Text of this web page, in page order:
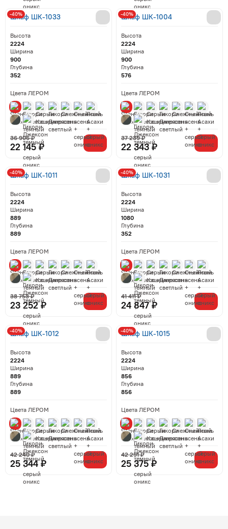
Шкаф ШК-1033
Высота
2224
Ширина
900
Глубина
352
Цвета ЛЕРОМ
22 145 ₽
36 906 ₽
-40% Шкаф ШК-1004
Высота
2224
Ширина
900
Глубина
576
Цвета ЛЕРОМ
22 343 ₽
37 239 ₽
-40%
Шкаф ШК-1011
Высота
2224
Ширина
889
Глубина
889
Цвета ЛЕРОМ
23 252 ₽
38 753 ₽
-40% Шкаф ШК-1031
Высота
2224
Ширина
1080
Глубина
352
Цвета ЛЕРОМ
24 847 ₽
41 411 ₽
-40%
Шкаф ШК-1012
Высота
2224
Ширина
889
Глубина
889
Цвета ЛЕРОМ
25 344 ₽
42 240 ₽
-40% Шкаф ШК-1015
Высота
2224
Ширина
856
Глубина
856
Цвета ЛЕРОМ
25 375 ₽
42 291 ₽
-40%